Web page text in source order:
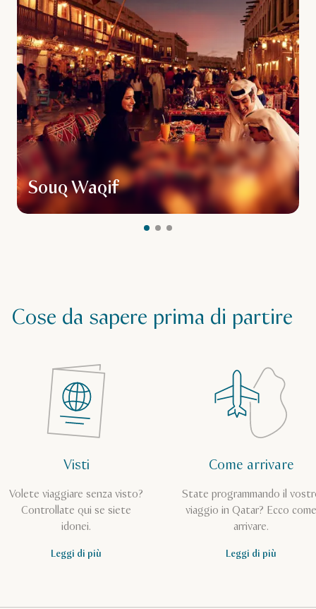
Souq Waqif
Cose da sapere prima di partire
Visti
Volete viaggiare senza visto?
Controllate qui se siete
idonei.
Leggi di più
Come arrivare
State programmando il
viaggio in Qatar? Ecco come
arrivare.
Leggi di più